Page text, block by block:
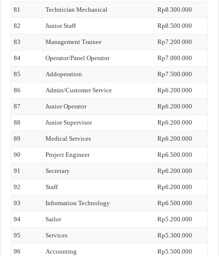
81 Technician Mechanical Rp8.300.000
82 Junior Staff Rp8.500.000
83 Management Trainee Rp7.200.000
84 Operator/Panel Operator Rp7.000.000
85 Addoperation Rp7.500.000
86 Admin/Customer Service Rp6.200.000
87 Junior Operator Rp6.200.000
88 Junior Supervisor Rp6.200.000
89 Medical Services Rp6.200.000
90 Project Engineer Rp6.500.000
91 Secretary Rp6.200.000
92 Staff Rp6.200.000
93 Information Technology Rp6.500.000
94 Sailor Rp5.200.000
95 Services Rp5.300.000
96 Accounting Rp5.500.000